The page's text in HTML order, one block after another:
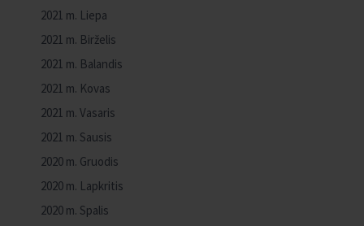
2021 m. Liepa
2021 m. Birželis
2021 m. Balandis
2021 m. Kovas
2021 m. Vasaris
2021 m. Sausis
2020 m. Gruodis
2020 m. Lapkritis
2020 m. Spalis